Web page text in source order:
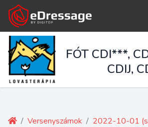
FÓT CDI***,
CDIJ,
/ Versenyszámok / 2022-10-01